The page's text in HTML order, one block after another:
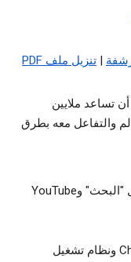
| تنزيل ملف PDF
تساعد ملايين
والتفاعل معه بطرق
برامج Google ومواقعها وأجهزتها، مثل "البحث" وYouTube
الأنظمة الأساسية مثل متصفّح Chrome ونظام تشغيل